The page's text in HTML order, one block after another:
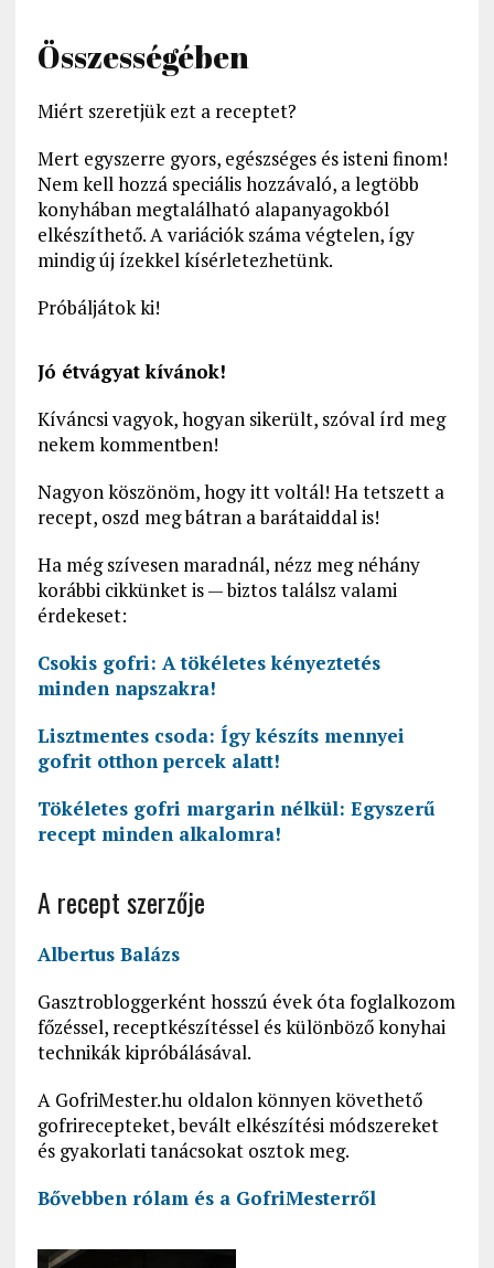
Összességében
Miért szeretjük ezt a receptet?
Mert egyszerre gyors, egészséges és isteni finom!
Nem kell hozzá speciális hozzávaló, a legtöbb
konyhában megtalálható alapanyagokból
elkészíthető. A variációk száma végtelen, így
mindig új ízekkel kísérletezhetünk.
Próbáljátok ki!
Jó étvágyat kívánok!
Kíváncsi vagyok, hogyan sikerült, szóval írd meg
nekem kommentben!
Nagyon köszönöm, hogy itt voltál! Ha tetszett a
recept, oszd meg bátran a barátaiddal is!
Ha még szívesen maradnál, nézz meg néhány
korábbi cikkünket is — biztos találsz valami
érdekeset:
Csokis gofri: A tökéletes kényeztetés
minden napszakra!
Lisztmentes csoda: Így készíts mennyei
gofrit otthon percek alatt!
Tökéletes gofri margarin nélkül: Egyszerű
recept minden alkalomra!
A recept szerzője
Albertus Balázs
Gasztrobloggerként hosszú évek óta foglalkozom
főzéssel, receptkészítéssel és különböző konyhai
technikák kipróbálásával.
A GofriMester.hu oldalon könnyen követhető
gofrirecepteket, bevált elkészítési módszereket
és gyakorlati tanácsokat osztok meg.
Bővebben rólam és a GofriMesterről